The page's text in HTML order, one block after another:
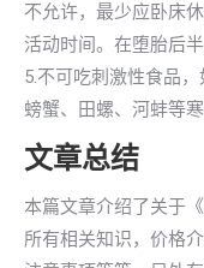
不允许，最少应卧床
活动时间。在堕胎后
5.不可吃刺激性食品
螃蟹、田螺、河蚌等
文章总结
本篇文章介绍了关于
所有相关知识，价格